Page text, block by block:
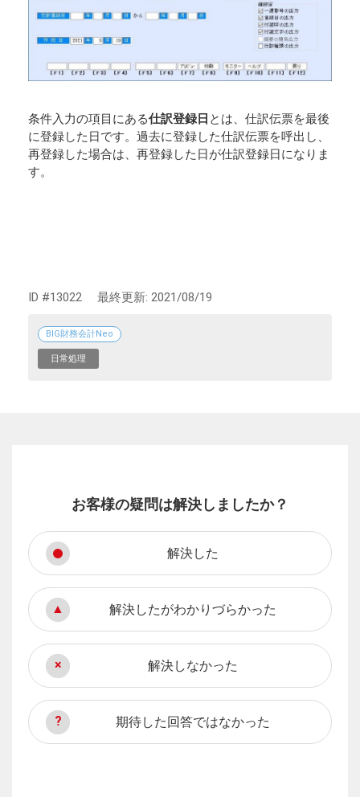
条件入力の項目にある仕訳登録日 とは、仕訳伝票を最後
に登録した日です。過去に登録した仕訳伝票を呼出し、
再登録した場合は、再登録した日が仕訳登録日になりま
す。
ID #13022 最終更新: 2021/08/19
BIG財務会計Neo
日常処理
お客様の疑問は解決しましたか？
解決した
解決したがわかりづらかった
解決しなかった
期待した回答ではなかった